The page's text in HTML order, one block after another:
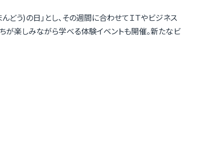
う)の日」とし、その週間に合わせてＩＴやビジネス
が楽しみながら学べる体験イベントも開催。新たなビ